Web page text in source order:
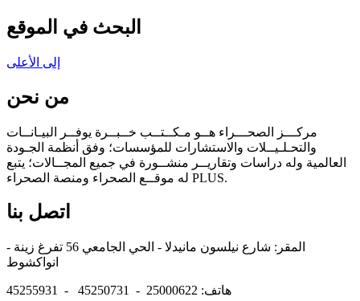
البحث في الموقع
إلى الأعلى
من نحن
مركـــز الصحـــراء هــو مـكــتــب خــبــرة يوفــر البيـانــات
والتحـلـيــلات والاستشارات للمؤسسات؛ وفق أنظمة الجـودة
العالمية وله دراسات وتقاريــر منشــورة في جميع المجــالات؛ يتبع
له موقــع الصحراء ومنصة الصحراء PLUS.
اتصل بنا
المقر: شارع نيلسون مانيدلا - الحي الجامعي 56 تفرغ زينة -
هاتف: 25000622 - 45250731 - 45255931